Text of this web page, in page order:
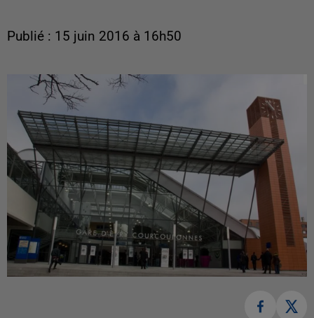
Publié : 15 juin 2016 à 16h50